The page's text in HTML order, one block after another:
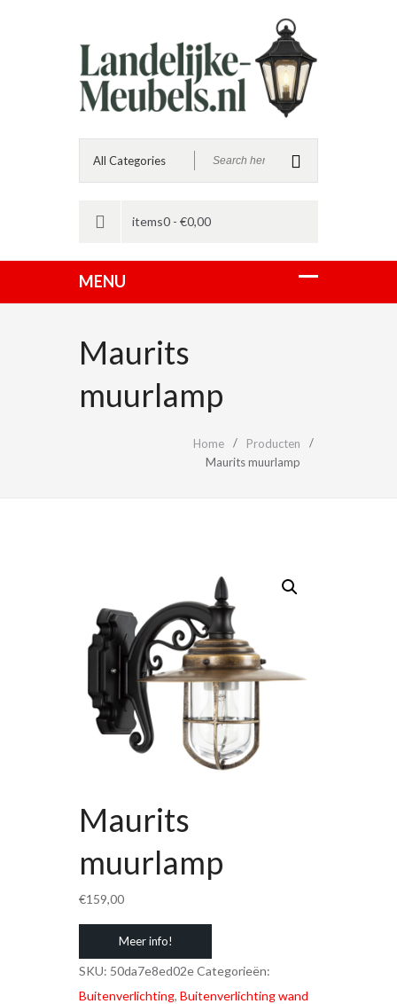
items0 - €0,00
Maurits
muurlamp
Home
Producten
Maurits muurlamp
Maurits
muurlamp
€159,00
Meer info!
SKU: 50da7e8ed02eCategorieën:
Buitenverlichting, Buitenverlichting wand